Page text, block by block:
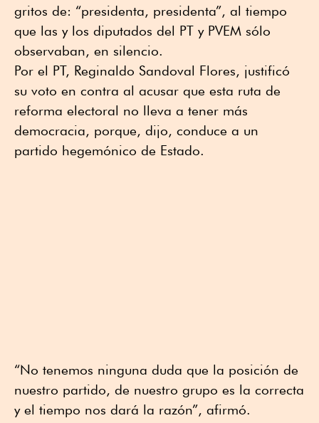
gritos de: “presidenta, presidenta”, al tiempo
que las y los diputados del PT y PVEM sólo
observaban, en silencio.
Por el PT, Reginaldo Sandoval Flores, justificó
su voto en contra al acusar que esta ruta de
reforma electoral no lleva a tener más
democracia, porque, dijo, conduce a un
partido hegemónico de Estado.
“No tenemos ninguna duda que la posición de
nuestro partido, de nuestro grupo es la correcta
y el tiempo nos dará la razón”, afirmó.